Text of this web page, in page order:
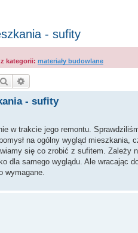
- sufity
kategorii: materiały budowlane
Szukaj
- sufity
w trakcie jego remontu.
na ogólny wygląd mieszkania,
się co zrobić z sufitem. Zależy
dla samego wyglądu. Ale wracając
wymagane.